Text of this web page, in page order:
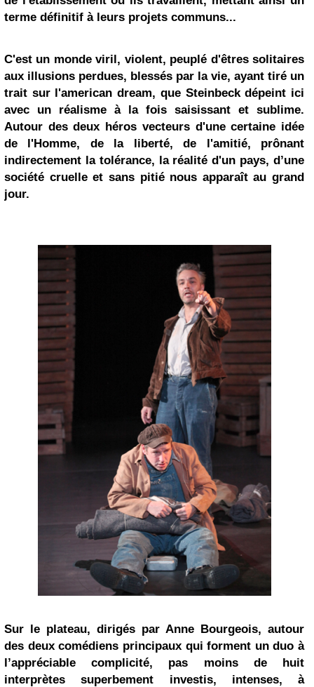
terme définitif à leurs projets communs...
C'est un monde viril, violent, peuplé d'êtres solitaires
aux illusions perdues, blessés par la vie, ayant tiré un
trait sur l'american dream, que Steinbeck dépeint ici
avec un réalisme à la fois saisissant et sublime.
Autour des deux héros vecteurs d'une certaine idée
de l'Homme, de la liberté, de l'amitié, prônant
indirectement la tolérance, la réalité d'un pays, d’une
société cruelle et sans pitié nous apparaît au grand
jour.
Sur le plateau, dirigés par Anne Bourgeois, autour
des deux comédiens principaux qui forment un duo à
l’appréciable complicité, pas moins de huit
interprètes superbement investis, intenses, à